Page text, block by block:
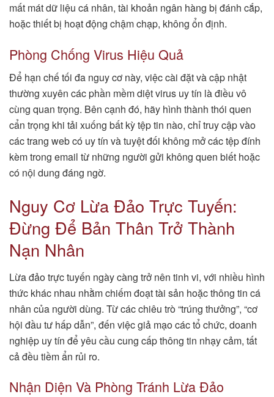
mất mát dữ liệu cá nhân, tài khoản ngân hàng bị đánh cắp,
hoặc thiết bị hoạt động chậm chạp, không ổn định.
Phòng Chống Virus Hiệu Quả
Để hạn chế tối đa nguy cơ này, việc cài đặt và cập nhật
thường xuyên các phần mềm diệt virus uy tín là điều vô
cùng quan trọng. Bên cạnh đó, hãy hình thành thói quen
cẩn trọng khi tải xuống bất kỳ tệp tin nào, chỉ truy cập vào
các trang web có uy tín và tuyệt đối không mở các tệp đính
kèm trong email từ những người gửi không quen biết hoặc
có nội dung đáng ngờ.
Nguy Cơ Lừa Đảo Trực Tuyến:
Đừng Để Bản Thân Trở Thành
Nạn Nhân
Lừa đảo trực tuyến ngày càng trở nên tinh vi, với nhiều hình
thức khác nhau nhằm chiếm đoạt tài sản hoặc thông tin cá
nhân của người dùng. Từ các chiêu trò “trúng thưởng”, “cơ
hội đầu tư hấp dẫn”, đến việc giả mạo các tổ chức, doanh
nghiệp uy tín để yêu cầu cung cấp thông tin nhạy cảm, tất
cả đều tiềm ẩn rủi ro.
Nhận Diện Và Phòng Tránh Lừa Đảo